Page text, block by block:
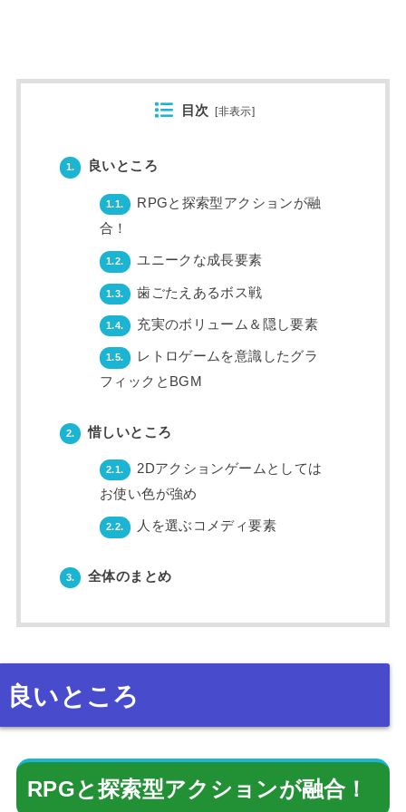
目次 [非表示]
1. 良いところ
1.1.
RPGと探索型アクションが融
合！
1.2. ユニークな成長要素
1.3. 歯ごたえあるボス戦
1.4. 充実のボリューム＆隠し要素
1.5.
レトロゲームを意識したグラ
フィックとBGM
2. 惜しいところ
2.1.
2Dアクションゲームとしては
お使い色が強め
2.2. 人を選ぶコメディ要素
3. 全体のまとめ
良いところ
RPGと探索型アクションが融合！